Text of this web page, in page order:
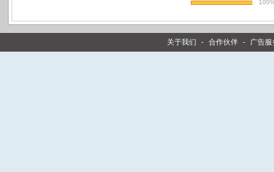
关于我们 - 合作伙伴 - 广告服